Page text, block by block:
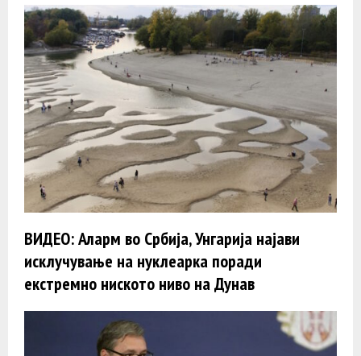
ВИДЕО: Аларм во Србија, Унгарија најави
исклучување на нуклеарка поради
екстремно ниското ниво на Дунав